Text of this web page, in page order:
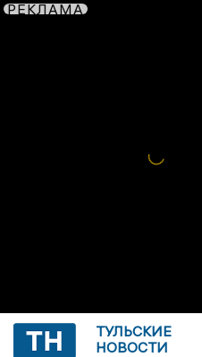
РЕКЛАМА
ТУЛЬСКИЕ
НОВОСТИ